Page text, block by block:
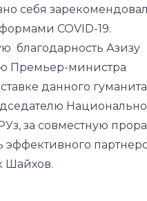
Премьер-министра
данного
за совместную
эффективного
Шайхов.